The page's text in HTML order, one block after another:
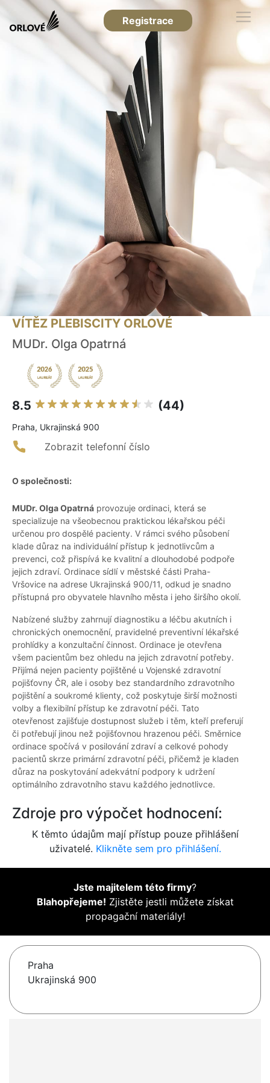
Registrace
VÍTĚZ PLEBISCITY ORLOVÉ
MUDr. Olga Opatrná
8.5 (44)
Praha, Ukrajinská 900
Zobrazit telefonní číslo
O společnosti:
MUDr. Olga Opatrná provozuje ordinaci, která se
specializuje na všeobecnou praktickou lékařskou péči
určenou pro dospělé pacienty. V rámci svého působení
klade důraz na individuální přístup k jednotlivcům a
prevenci, což přispívá ke kvalitní a dlouhodobé podpoře
jejich zdraví. Ordinace sídlí v městské části Praha-
Vršovice na adrese Ukrajinská 900/11, odkud je snadno
přístupná pro obyvatele hlavního města i jeho širšího okolí.
Nabízené služby zahrnují diagnostiku a léčbu akutních i
chronických onemocnění, pravidelné preventivní lékařské
prohlídky a konzultační činnost. Ordinace je otevřena
všem pacientům bez ohledu na jejich zdravotní potřeby.
Přijímá nejen pacienty pojištěné u Vojenské zdravotní
pojišťovny ČR, ale i osoby bez standardního zdravotního
pojištění a soukromé klienty, což poskytuje širší možnosti
volby a flexibilní přístup ke zdravotní péči. Tato
otevřenost zajišťuje dostupnost služeb i těm, kteří preferují
či potřebují jinou než pojišťovnou hrazenou péči. Směrnice
ordinace spočívá v posilování zdraví a celkové pohody
pacientů skrze primární zdravotní péči, přičemž je kladen
důraz na poskytování adekvátní podpory k udržení
optimálního zdravotního stavu každého jednotlivce.
Zdroje pro výpočet hodnocení:
K těmto údajům mají přístup pouze přihlášení
uživatelé. Klikněte sem pro přihlášení.
Jste majitelem této firmy?
Blahopřejeme! Zjistěte jestli můžete získat
propagační materiály!
Praha
Ukrajinská 900